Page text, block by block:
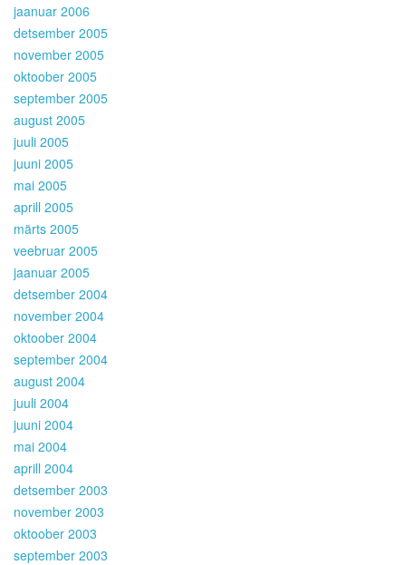
jaanuar 2006
detsember 2005
november 2005
oktoober 2005
september 2005
august 2005
juuli 2005
juuni 2005
mai 2005
aprill 2005
märts 2005
veebruar 2005
jaanuar 2005
detsember 2004
november 2004
oktoober 2004
september 2004
august 2004
juuli 2004
juuni 2004
mai 2004
aprill 2004
detsember 2003
november 2003
oktoober 2003
september 2003